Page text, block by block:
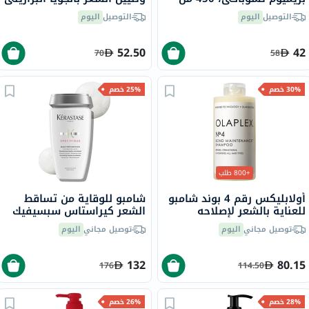
التوصيل اليوم
42
58
90 ملالتوصيل اليوم
52.50
70
30% خصم
+800 طلب
أولابليكس رقم 4 بوند شامبو
للعناية بالشعر لإصلاحه
وتقويته وتغذيته 250 مل
توصيل مجاني اليوم
80.15
114.50
25% خصم
شامبو للوقاية من تساقط
الشعر كيراستاس سبسيفيك
باين بريفنشن، 250 مل
توصيل مجاني اليوم
132
176
28% خصم 26% خصم